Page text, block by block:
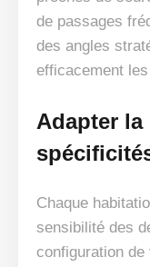
de passages
des angles
efficacement
Adapter
Chaque
sensibilité des
configuration